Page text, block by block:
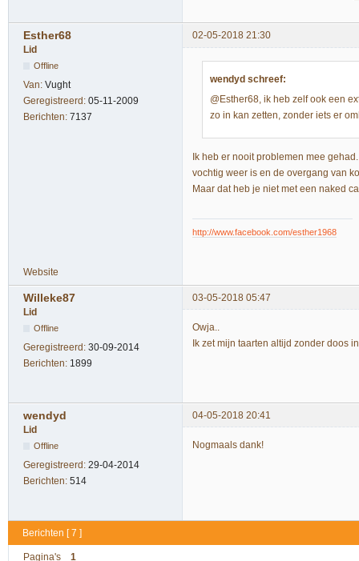
Esther68
02-05-2018 21:30
Lid
Offline
Van: Vught
Geregistreerd: 05-11-2009
Berichten: 7137
wendyd schreef:
@Esther68, ik heb zelf ook een
zo in kan zetten, zonder iets er
Ik heb er nooit problemen mee
vochtig weer is en de overgang van
Maar dat heb je niet met een naked
http://www.facebook.com/esther1968
Website
Willeke87
03-05-2018 05:47
Lid
Offline
Geregistreerd: 30-09-2014
Berichten: 1899
Owja..
Ik zet mijn taarten altijd zonder doos
wendyd
04-05-2018 20:41
Lid
Offline
Geregistreerd: 29-04-2014
Berichten: 514
Nogmaals dank!
Berichten [ 7 ]
Pagina's 1